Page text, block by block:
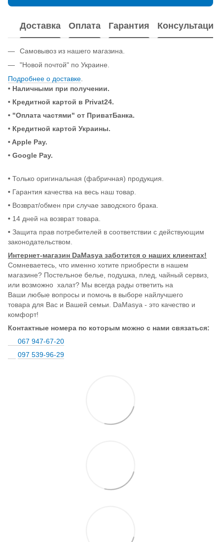
Доставка Оплата Гарантия Консультация
Самовывоз из нашего магазина.
"Новой почтой" по Украине.
Подробнее о доставке.
• Наличными при получении.
• Кредитной картой в Privat24.
• "Оплата частями" от ПриватБанка.
• Кредитной картой Украины.
• Apple Pay.
• Google Pay.
• Только оригинальная (фабричная) продукция.
• Гарантия качества на весь наш товар.
• Возврат/обмен при случае заводского брака.
• 14 дней на возврат товара.
• Защита прав потребителей в соответствии с действующим
законодательством.
Интернет-магазин DaMasya заботится о наших клиентах!
Сомневаетесь, что именно хотите приобрести в нашем
магазине? Постельное белье, подушка, плед, чайный сервиз,
или возможно халат? Мы всегда рады ответить на
Ваши любые вопросы и помочь в выборе найлучшего
товара для Вас и Вашей семьи. DaMasya - это качество и
комфорт!
Контактные номера по которым можно с нами связаться:
067 947-67-20
097 539-96-29